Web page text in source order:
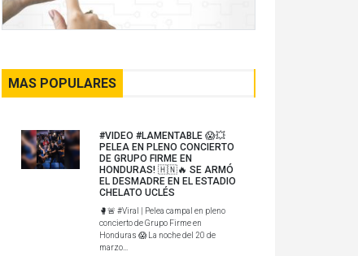
MAS POPULARES
#VIDEO #LAMENTABLE 😱💥
PELEA EN PLENO CONCIERTO
DE GRUPO FIRME EN
HONDURAS! 🇭🇳🔥 SE ARMÓ
EL DESMADRE EN EL ESTADIO
CHELATO UCLÉS
🥊🚨 #Viral | Pelea campal en pleno
concierto de Grupo Firme en
Honduras 😱 La noche del 20 de
marzo...